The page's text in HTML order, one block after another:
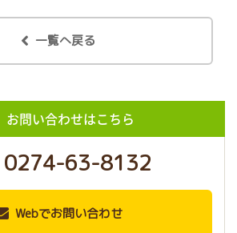
一覧へ戻る
お問い合わせはこちら
0274-63-8132
Webでお問い合わせ